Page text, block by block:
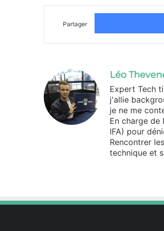
Partager
Léo
Expert Tech
j'allie
je ne me
En charge de
IFA) pour
Rencontrer
technique et